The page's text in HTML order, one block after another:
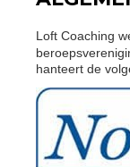
Loft Coaching
hanteert de